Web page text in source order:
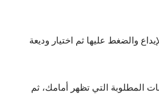
والضغط عليها ثم اختيار وديعة
المطلوبة التي تظهر أمامك، ثم